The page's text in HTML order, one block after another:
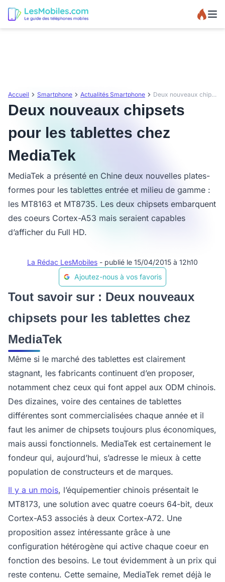
Accueil Smartphone Actualités Smartphone Deux nouveaux chipsets pour les tablettes chez MediaTek
Deux nouveaux chipsets
pour les tablettes chez
MediaTek
MediaTek a présenté en Chine deux nouvelles plates-
formes pour les tablettes entrée et milieu de gamme :
les MT8163 et MT8735. Les deux chipsets embarquent
des coeurs Cortex-A53 mais seraient capables
d’afficher du Full HD.
La Rédac LesMobiles - publié le 15/04/2015 à 12h10
Ajoutez-nous à vos favoris
Tout savoir sur : Deux nouveaux
chipsets pour les tablettes chez
MediaTek
Même si le marché des tablettes est clairement
stagnant, les fabricants continuent d’en proposer,
notamment chez ceux qui font appel aux ODM chinois.
Des dizaines, voire des centaines de tablettes
différentes sont commercialisées chaque année et il
faut les animer de chipsets toujours plus économiques,
mais aussi fonctionnels. MediaTek est certainement le
fondeur qui, aujourd’hui, s’adresse le mieux à cette
population de constructeurs et de marques.
Il y a un mois, l’équipementier chinois présentait le
MT8173, une solution avec quatre coeurs 64-bit, deux
Cortex-A53 associés à deux Cortex-A72. Une
proposition assez intéressante grâce à une
configuration hétérogène qui active chaque coeur en
fonction des besoins. Le tout évidemment à un prix qui
reste contenu. Cette semaine, MediaTek remet déjà le